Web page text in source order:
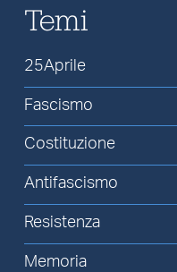
Temi
25Aprile
Fascismo
Costituzione
Antifascismo
Resistenza
Memoria